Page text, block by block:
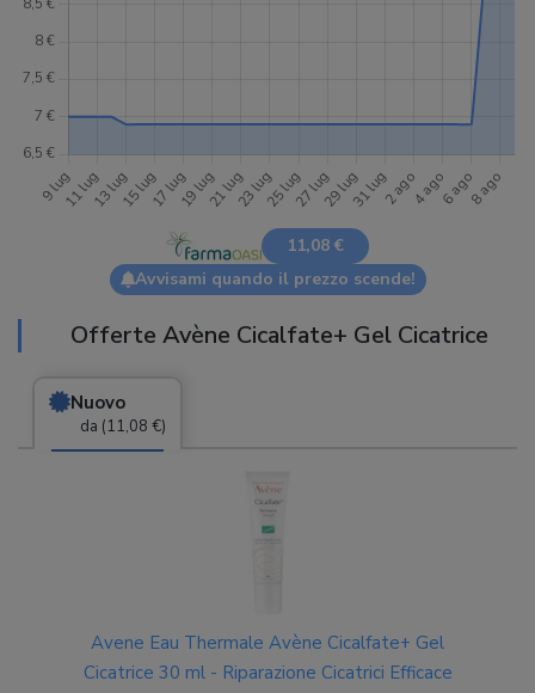
11,08 €
Avvisami quando il prezzo scende!
Offerte Avène Cicalfate+ Gel Cicatrice
Nuovo
da (11,08 €)
Avene Eau Thermale Avène Cicalfate+ Gel
Cicatrice 30 ml - Riparazione Cicatrici Efficace